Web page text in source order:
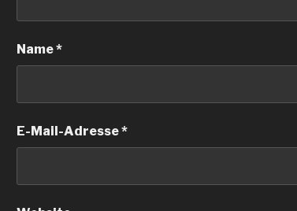
Name*
E-Mail-Adresse*